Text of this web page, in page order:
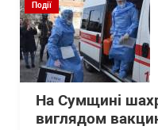
Події
На Сумщині
виглядом